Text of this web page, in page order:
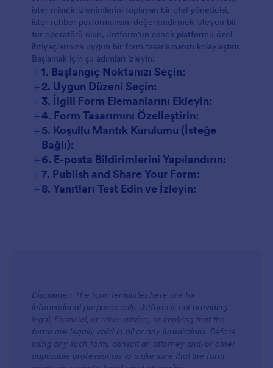
ister misafir izlenimlerini toplayan bir otel yöneticisi,
ister rehber performansını değerlendirmek isteyen bir
tur operatörü olun, Jotform'un esnek platformu özel
ihtiyaçlarınıza uygun bir form tasarlamanızı kolaylaştırır.
Başlamak için şu adımları izleyin:
+1. Başlangıç Noktanızı Seçin:
Alanım
10.000+ şablonundan
+2. Uygun Düzeni Seçin:
+3. İlgili Form Elemanlarını Ekleyin:
+4. Form Tasarımını Özelleştirin:
+5. Koşullu Mantık Kurulumu (İsteğe
Bağlı):
+6. E-posta Bildirimlerini Yapılandırın:
+7. Publish and Share Your Form:
+8. Yanıtları Test Edin ve İzleyin:
Disclaimer: The form templates here are for
informational purposes only. Jotform is not providing
legal, financial, or other advice, or implying that the
forms are legally valid in all or any jurisdictions. Before
using any such form, consult an attorney and/or other
applicable professionals to make sure that the form